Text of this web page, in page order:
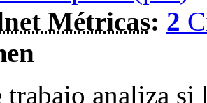
Métricas: 2
trabajo analiza